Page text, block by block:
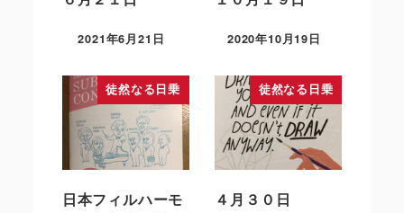
2021年6月21日 2020年10月19日
徒然なる日乗
日本フィルハーモ
徒然なる日乗
４月３０日